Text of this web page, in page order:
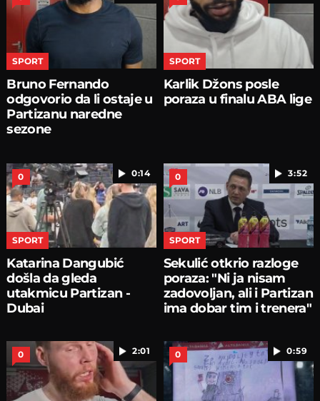
SPORT
Bruno Fernando
odgovorio da li ostaje u
Partizanu naredne
sezone
SPORT
Karlik Džons posle
poraza u finalu ABA lige
0:14
0
SPORT
Katarina Dangubić
došla da gleda
utakmicu Partizan -
Dubai
3:52
0
SPORT
Sekulić otkrio razloge
poraza: "Ni ja nisam
zadovoljan, ali i Partizan
ima dobar tim i trenera"
2:01
0 0:59
0